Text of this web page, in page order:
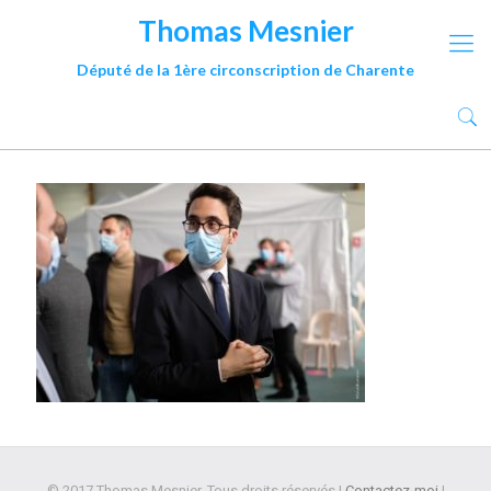
Thomas Mesnier
Député de la 1ère circonscription de Charente